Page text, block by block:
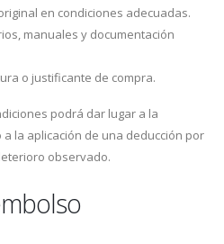
en condiciones adecuadas.
manuales y documentación
o justificante de compra.
podrá dar lugar a la
la aplicación de una deducción por
observado.